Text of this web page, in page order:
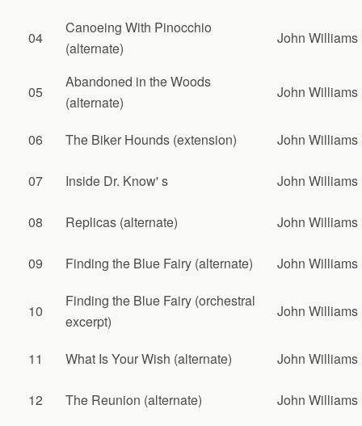
04
Canoeing With Pinocchio
(alternate)
John Williams
05
Abandoned in the Woods
(alternate)
John Williams
06 The Biker Hounds (extension) John Williams
07 Inside Dr. Know' s John Williams
08 Replicas (alternate) John Williams
09 Finding the Blue Fairy (alternate) John Williams
10
Finding the Blue Fairy (orchestral
excerpt)
John Williams
11 What Is Your Wish (alternate) John Williams
12 The Reunion (alternate) John Williams